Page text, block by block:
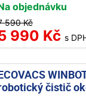
objednávku
590 Kč
990 Kč s
čistič